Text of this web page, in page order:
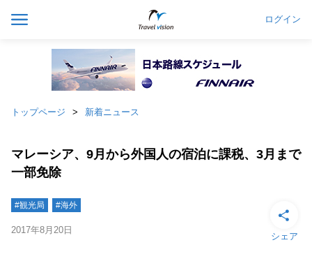
ログイン
トップページ 新着ニュース
マレーシア、9月から外国人の宿泊に課税、3月まで
一部免除
#観光局 #海外
2017年8月20日
シェア